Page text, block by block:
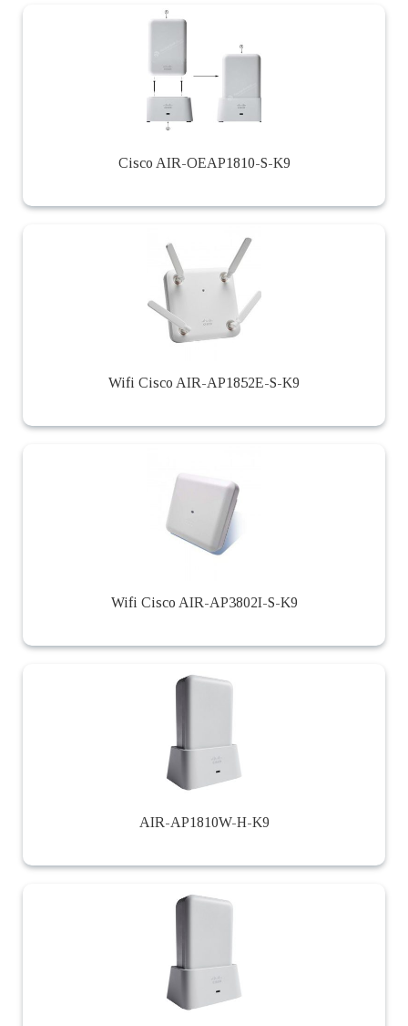
Cisco AIR-OEAP1810-S-K9
Wifi Cisco AIR-AP1852E-S-K9
Wifi Cisco AIR-AP3802I-S-K9
AIR-AP1810W-H-K9